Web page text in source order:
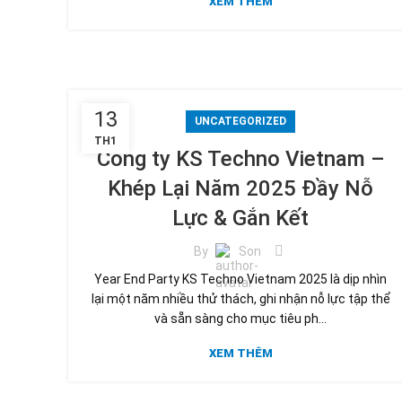
13
TH1
UNCATEGORIZED
Công ty KS Techno Vietnam –
Khép Lại Năm 2025 Đầy Nỗ
Lực & Gắn Kết
By
Son
Year End Party KS Techno Vietnam 2025 là dịp nhìn
lại một năm nhiều thử thách, ghi nhận nỗ lực tập thể
và sẵn sàng cho mục tiêu ph...
XEM THÊM